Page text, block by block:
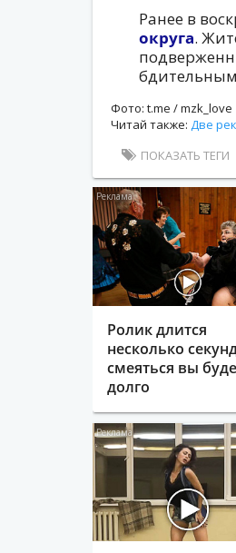
Ранее в
округа.
Фото: t.me / mzk_love
Читай также: Две
ПОКАЗАТЬ ТЕГИ
Ролик длится
несколько
смеяться вы
долго